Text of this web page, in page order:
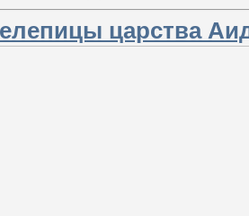
царства